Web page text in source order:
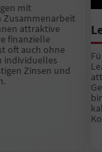
mit
Zusammenarbeit
attraktive
finanzielle
oft auch ohne
individuelles
Zinsen und